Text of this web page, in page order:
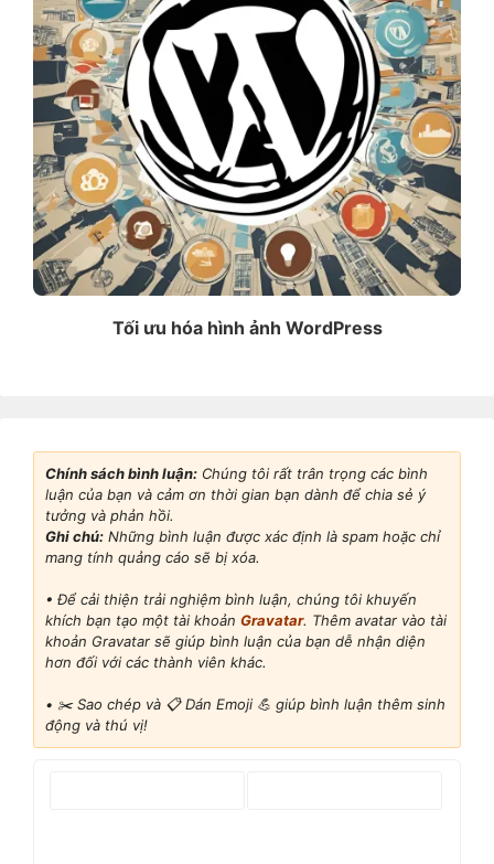
Tối ưu hóa hình ảnh WordPress
Chính sách bình luận: Chúng tôi rất trân trọng các bình
luận của bạn và cảm ơn thời gian bạn dành để chia sẻ ý
tưởng và phản hồi.
Ghi chú: Những bình luận được xác định là spam hoặc chỉ
mang tính quảng cáo sẽ bị xóa.
• Để cải thiện trải nghiệm bình luận, chúng tôi khuyến
khích bạn tạo một tài khoản Gravatar. Thêm avatar vào tài
khoản Gravatar sẽ giúp bình luận của bạn dễ nhận diện
hơn đối với các thành viên khác.
• ✂️ Sao chép và 📋 Dán Emoji 💪 giúp bình luận thêm sinh
động và thú vị!